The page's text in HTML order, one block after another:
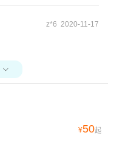
z*6 2020-11-17

¥50起